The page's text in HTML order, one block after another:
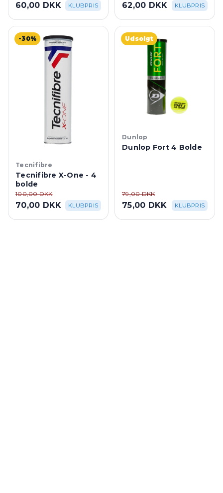
60,00 DKK KLUBPRIS 62,00 DKK KLUBPRIS
-30%
Tecnifibre
Tecnifibre X-One - 4
bolde
100,00 DKK
70,00 DKK KLUBPRIS
Udsolgt
Dunlop
Dunlop Fort 4 Bolde
79,00 DKK
75,00 DKK KLUBPRIS